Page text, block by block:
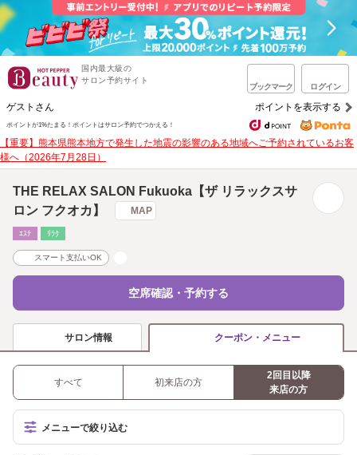
国内最大級の
サロン予約サイト
ブックマーク ログイン
ゲストさん ポイントを表示する
ポイントが1%たまる！ ポイントはサロン予約でつかえる！
【重要】熊本県熊本地方で発生した地震の影響のある地域へご予約されているお客
様へ（2026年7月28日）
THE RELAX SALON Fukuoka【ザ リラックスサ
ロン フクオカ】
MAP
ｴｽﾃ ﾘﾗｸ
スマート支払いOK
空席確認・予約する
サロン情報 クーポン・メニュー
すべて 初来店の方
2回目以降
来店の方
メニューで絞り込む